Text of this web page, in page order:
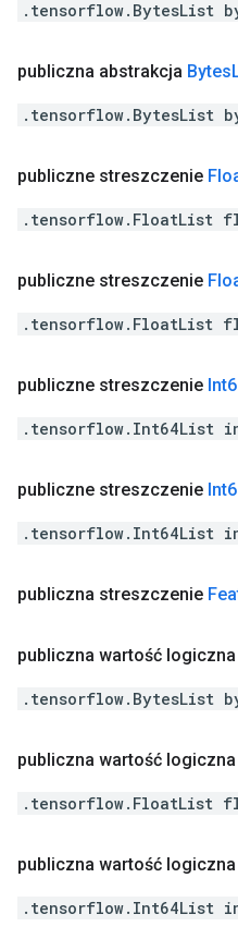
.tensorflow.BytesList
publiczna abstrakcja Bytes
.tensorflow.BytesList
publiczne streszczenie
.tensorflow.FloatList
publiczne streszczenie
.tensorflow.FloatList
publiczne streszczenie
.tensorflow.Int64List
publiczne streszczenie
.tensorflow.Int64List
publiczna streszczenie
publiczna wartość
.tensorflow.BytesList
publiczna wartość
.tensorflow.FloatList
publiczna wartość
.tensorflow.Int64List